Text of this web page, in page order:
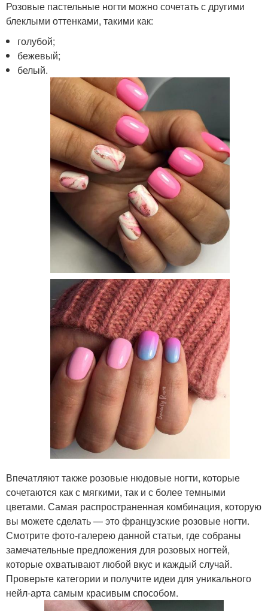
Розовые пастельные ногти можно сочетать с другими
блеклыми оттенками, такими как:
голубой;
бежевый;
белый.
Впечатляют также розовые нюдовые ногти, которые
сочетаются как с мягкими, так и с более темными
цветами. Самая распространенная комбинация, которую
вы можете сделать — это французские розовые ногти.
Смотрите фото-галерею данной статьи, где собраны
замечательные предложения для розовых ногтей,
которые охватывают любой вкус и каждый случай.
Проверьте категории и получите идеи для уникального
нейл-арта самым красивым способом.